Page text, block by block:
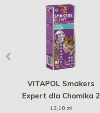
VITAPOL Smakers
Expert dla Chomika 2
szt. / 100 g
12,10 zł